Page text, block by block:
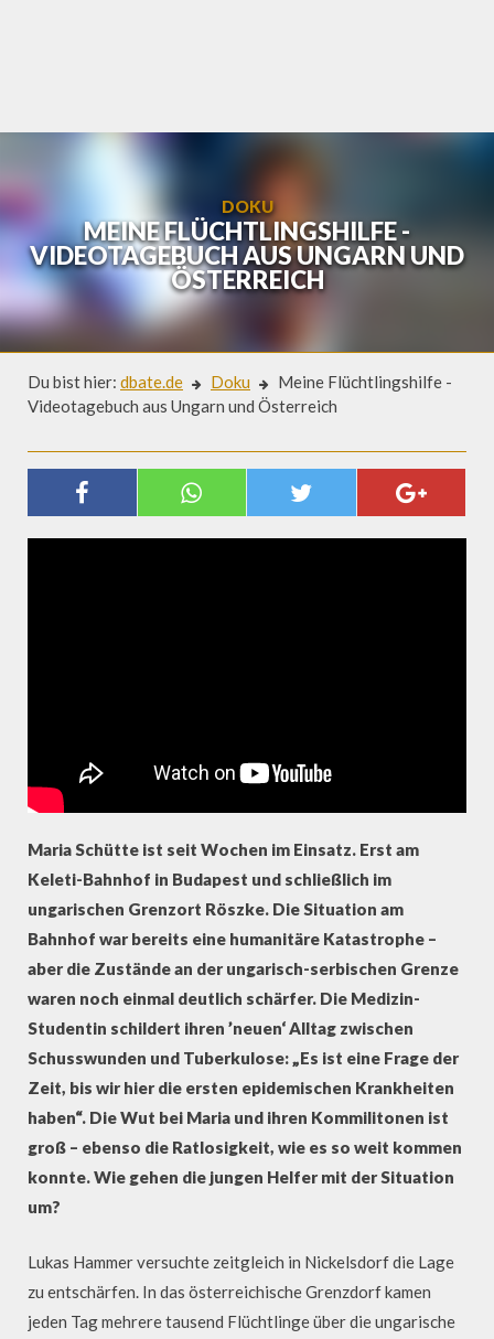
DOKU
MEINE FLÜCHTLINGSHILFE -
VIDEOTAGEBUCH AUS UNGARN UND
ÖSTERREICH
Du bist hier: dbate.de Doku
Meine Flüchtlingshilfe -
Videotagebuch aus Ungarn und Österreich
MEINE FLÜCHTLINGSHILFE -
VIDEOTAGEBUCH AUS UNGARN
UND ÖSTERREICH
Maria Schütte ist seit Wochen im Einsatz. Erst am
Keleti-Bahnhof in Budapest und schließlich im
ungarischen Grenzort Röszke. Die Situation am
Bahnhof war bereits eine humanitäre Katastrophe –
aber die Zustände an der ungarisch-serbischen Grenze
waren noch einmal deutlich schärfer. Die Medizin-
Studentin schildert ihren ’neuen‘ Alltag zwischen
Schusswunden und Tuberkulose: „Es ist eine Frage der
Zeit, bis wir hier die ersten epidemischen Krankheiten
haben“. Die Wut bei Maria und ihren Kommilitonen ist
groß – ebenso die Ratlosigkeit, wie es so weit kommen
konnte. Wie gehen die jungen Helfer mit der Situation
um?
Lukas Hammer versuchte zeitgleich in Nickelsdorf die Lage
zu entschärfen. In das österreichische Grenzdorf kamen
jeden Tag mehrere tausend Flüchtlinge über die ungarische